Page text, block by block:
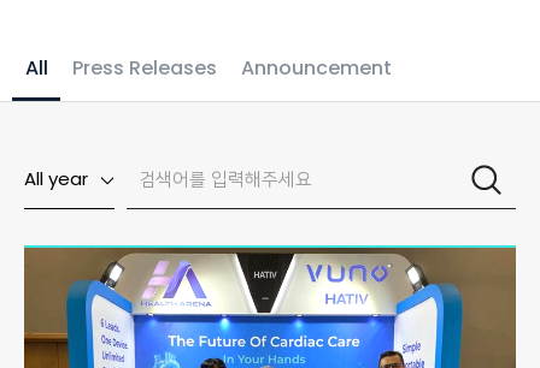
All Press Releases Announcement
All year